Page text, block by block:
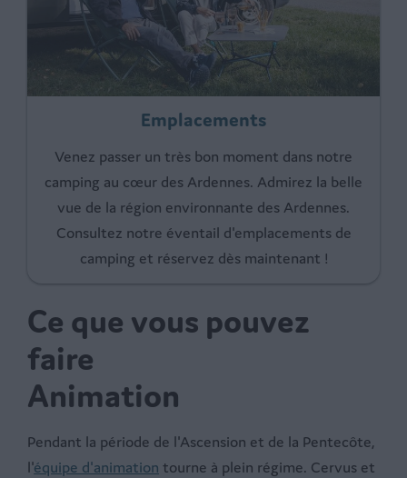
Emplacements
Venez passer un très bon moment dans notre
camping au cœur des Ardennes. Admirez la belle
vue de la région environnante des Ardennes.
Consultez notre éventail d'emplacements de
camping et réservez dès maintenant !
Ce que vous pouvez
faire
Animation
Pendant la période de l'Ascension et de la Pentecôte,
l'équipe d'animation tourne à plein régime. Cervus et